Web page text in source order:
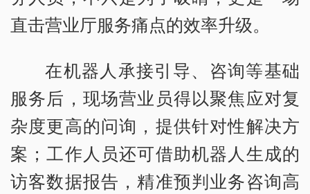
直击营业厅服务痛点的效率升级。
在机器人承接引导、咨询等基础
服务后，现场营业员得以聚焦应对复
杂度更高的问询，提供针对性解决方
案；工作人员还可借助机器人生成的
访客数据报告，精准预判业务咨询高